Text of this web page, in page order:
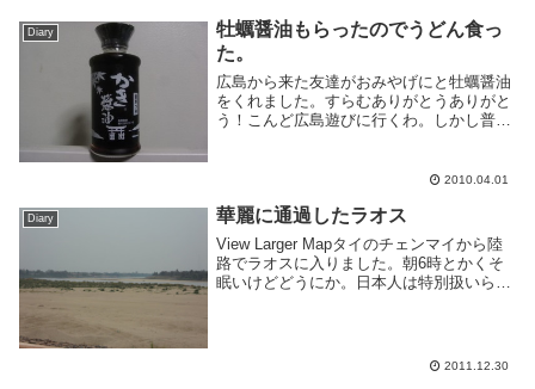
pic.tw...
Diary
牡蠣醤油もらったのでうどん食っ
た。
広島から来た友達がおみやげにと牡蠣醤油
をくれました。すらむありがとうありがと
う！こんど広島遊びに行くわ。しかし普段
というわけで西友で3玉100円のうどん買っ
2010.04.01
Diary 華麗に通過したラオス
View Larger Mapタイのチェンマイから陸
路でラオスに入りました。朝6時とかくそ
眠いけどどうにか。日本人は特別扱いらし
2011.12.30